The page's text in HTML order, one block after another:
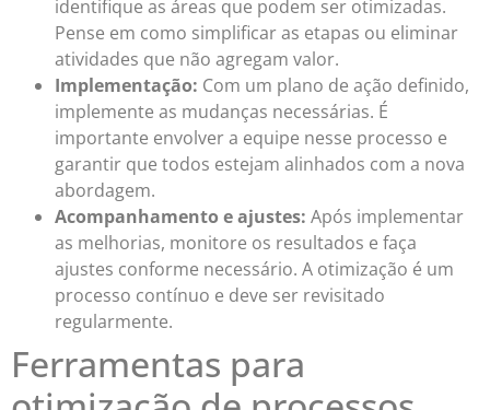
identifique as áreas que podem ser otimizadas.
Pense em como simplificar as etapas ou eliminar
atividades que não agregam valor.
Implementação: Com um plano de ação definido,
implemente as mudanças necessárias. É
importante envolver a equipe nesse processo e
garantir que todos estejam alinhados com a nova
abordagem.
Acompanhamento e ajustes: Após implementar
as melhorias, monitore os resultados e faça
ajustes conforme necessário. A otimização é um
processo contínuo e deve ser revisitado
regularmente.
Ferramentas para